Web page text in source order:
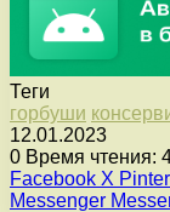
Теги
горбуши
12.01.2023
0 Время чтения:
Facebook X
Messenger